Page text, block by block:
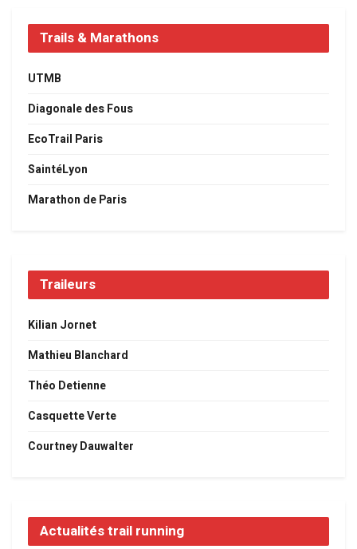
Trails & Marathons
UTMB
Diagonale des Fous
EcoTrail Paris
SaintéLyon
Marathon de Paris
Traileurs
Kilian Jornet
Mathieu Blanchard
Théo Detienne
Casquette Verte
Courtney Dauwalter
Actualités trail running